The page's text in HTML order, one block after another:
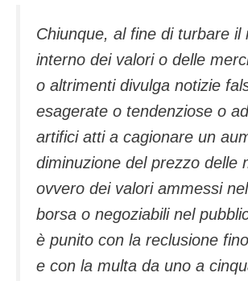
Chiunque, al fine di turbare il
interno dei valori o delle
o altrimenti divulga notizie
esagerate o tendenziose o
artifici atti a cagionare un
diminuzione del prezzo delle
ovvero dei valori ammessi
borsa o negoziabili nel
è punito con la reclusione
e con la multa da uno a